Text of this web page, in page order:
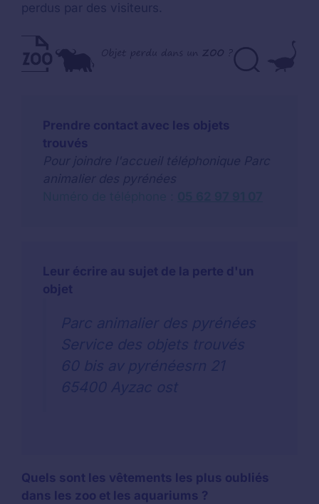
perdus par des visiteurs.
Prendre contact avec les objets
trouvés
Quels sont les vêtements les plus oubliés
dans les zoo et les aquariums ?